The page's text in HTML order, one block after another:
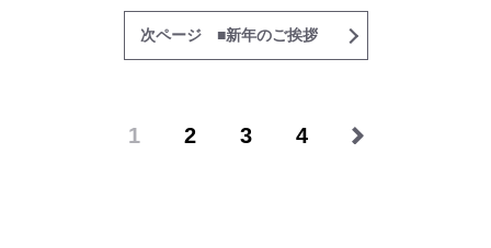
次ページ ■新年のご挨拶
1 2 3 4